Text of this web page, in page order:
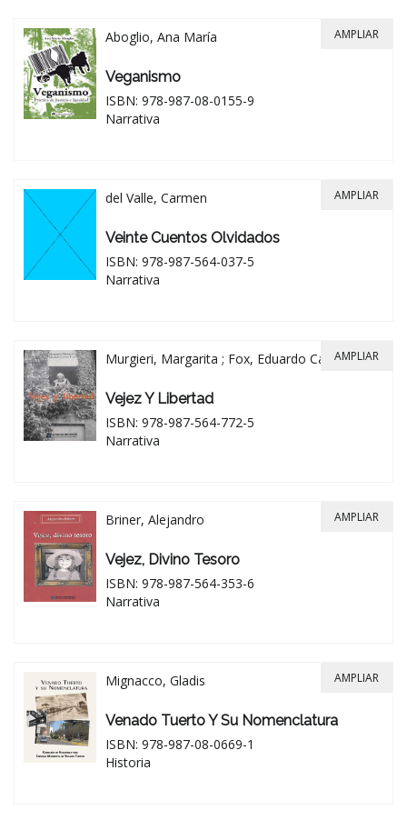
Aboglio, Ana María
Veganismo
ISBN: 978-987-08-0155-9
Narrativa
AMPLIAR
del Valle, Carmen
Veinte Cuentos Olvidados
ISBN: 978-987-564-037-5
Narrativa
AMPLIAR
Murgieri, Margarita ; Fox, Eduardo Carlos
Vejez Y Libertad
ISBN: 978-987-564-772-5
Narrativa
AMPLIAR
Briner, Alejandro
Vejez, Divino Tesoro
ISBN: 978-987-564-353-6
Narrativa
AMPLIAR
Mignacco, Gladis
Venado Tuerto Y Su Nomenclatura
ISBN: 978-987-08-0669-1
Historia
AMPLIAR